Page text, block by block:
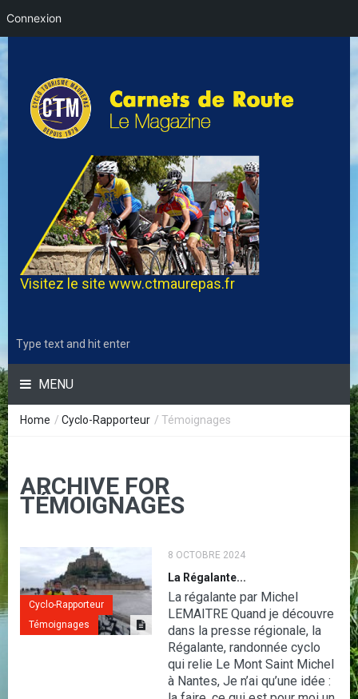
Visitez le site www.ctmaurepas.fr
MENU
Home / Cyclo-Rapporteur / Témoignages
ARCHIVE FOR
TÉMOIGNAGES
Cyclo-Rapporteur
Témoignages
8 OCTOBRE 2024
La Régalante...
La régalante par Michel
LEMAITRE Quand je découvre
dans la presse régionale, la
Régalante, randonnée cyclo
qui relie Le Mont Saint Michel
à Nantes, Je n’ai qu’une idée :
Connexion